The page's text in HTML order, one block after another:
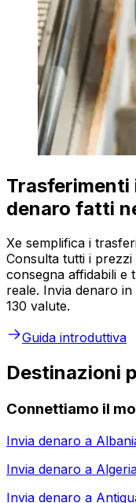
denaro fatti
Xe semplifica i
Consulta tutti i
consegna affidabili e
reale. Invia denaro
130 valute.
Guida introduttiva
Destinazioni
Connettiamo il
Invia denaro a
Invia denaro a
Invia denaro a